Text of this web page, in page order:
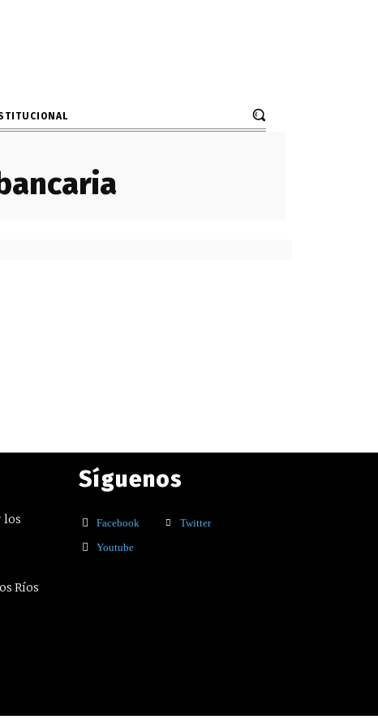
los
Ríos
Síguenos
Facebook
Twitter
Youtube